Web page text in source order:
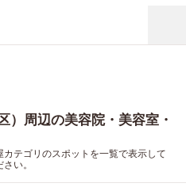
）周辺の美容院・美容室・
テゴリのスポットを一覧で表示して
い。